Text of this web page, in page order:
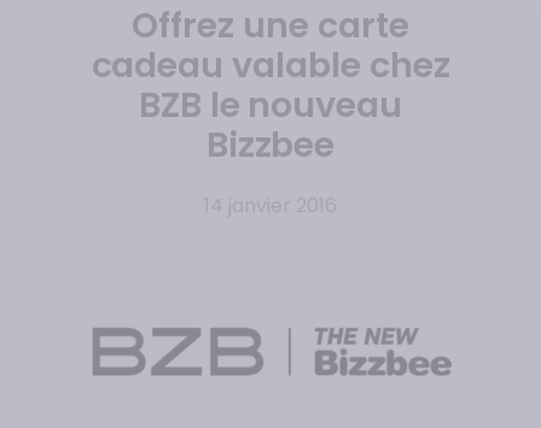
Offrez une carte
cadeau valable chez
BZB le nouveau
Bizzbee